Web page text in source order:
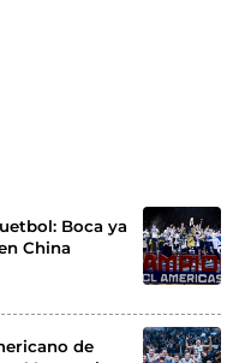
Boca ya
China
de